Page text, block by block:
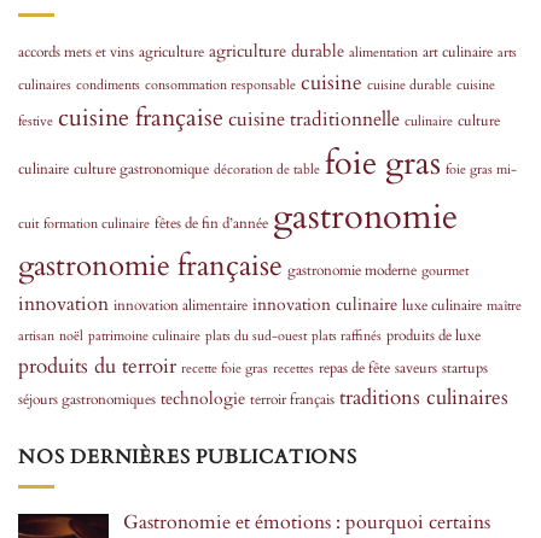
accords mets et vins agriculture agriculture durable alimentation art culinaire arts
culinaires condiments consommation responsable cuisine cuisine durable cuisine
festive cuisine française cuisine traditionnelle culinaire culture
culinaire culture gastronomique décoration de table foie gras foie gras mi-
cuit formation culinaire fêtes de fin d’année gastronomie
gastronomie française gastronomie moderne gourmet
innovation innovation alimentaire innovation culinaire luxe culinaire maître
artisan noël patrimoine culinaire plats du sud-ouest plats raffinés produits de luxe
produits du terroir recette foie gras recettes repas de fête saveurs startups
séjours gastronomiques technologie terroir français traditions culinaires
NOS DERNIÈRES PUBLICATIONS
Gastronomie et émotions : pourquoi certains